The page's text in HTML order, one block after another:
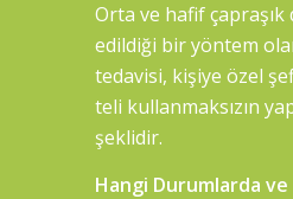
Orta ve hafif
edildiği bir yöntem
tedavisi, kişiye özel
teli kullanmaksızın
şeklidir.
Hangi Durumlarda ve